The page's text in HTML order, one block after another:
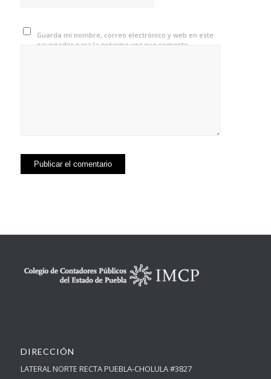
Guarda mi nombre, correo electrónico y web en este
navegador para la próxima vez que comente.
DIRECCIÓN
LATERAL NORTE RECTA PUEBLA-CHOLULA #3827